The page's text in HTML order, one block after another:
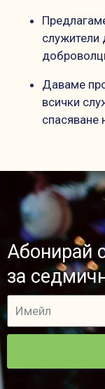
служители
Даваме
всички
спасяване
Абонирай
за